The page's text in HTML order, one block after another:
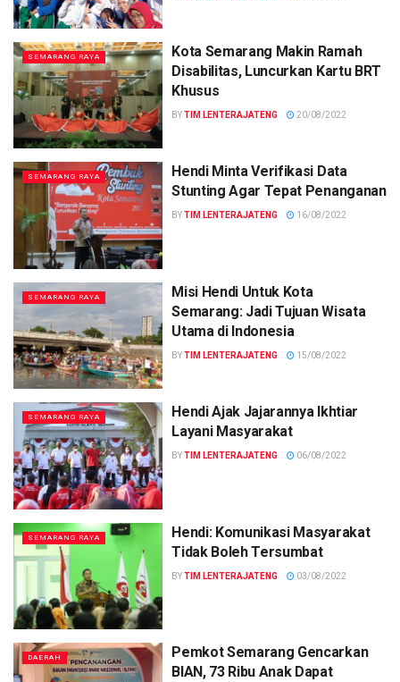
SEMARANG RAYA
Kota Semarang Makin Ramah
Disabilitas, Luncurkan Kartu BRT
Khusus
BYTIM LENTERAJATENG 20/08/2022
SEMARANG RAYA
Hendi Minta Verifikasi Data
Stunting Agar Tepat Penanganan
BYTIM LENTERAJATENG 16/08/2022
SEMARANG RAYA
Misi Hendi Untuk Kota
Semarang: Jadi Tujuan Wisata
Utama di Indonesia
BYTIM LENTERAJATENG 15/08/2022
SEMARANG RAYA
Hendi Ajak Jajarannya Ikhtiar
Layani Masyarakat
BYTIM LENTERAJATENG 06/08/2022
SEMARANG RAYA
Hendi: Komunikasi Masyarakat
Tidak Boleh Tersumbat
BYTIM LENTERAJATENG 03/08/2022
DAERAH
Pemkot Semarang Gencarkan
BIAN, 73 Ribu Anak Dapat